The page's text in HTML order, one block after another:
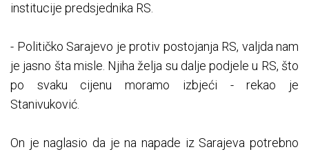
institucije predsjednika RS.
- Političko Sarajevo je protiv postojanja RS, valjda nam
je jasno šta misle. Njiha želja su dalje podjele u RS, što
po svaku cijenu moramo izbjeći - rekao je
Stanivuković.
On je naglasio da je na napade iz Sarajeva potrebno